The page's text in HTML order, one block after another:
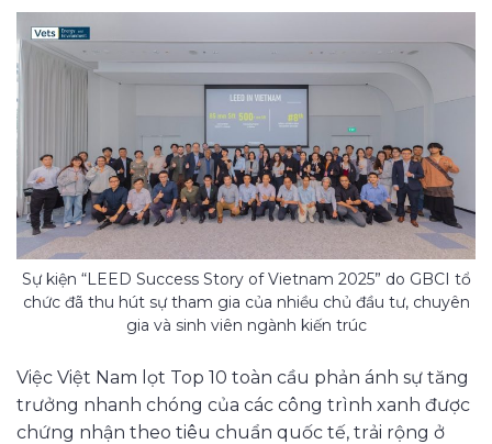
Sự kiện “LEED Success Story of Vietnam 2025” do GBCI tổ
chức đã thu hút sự tham gia của nhiều chủ đầu tư, chuyên
gia và sinh viên ngành kiến trúc
Việc Việt Nam lọt Top 10 toàn cầu phản ánh sự tăng
trưởng nhanh chóng của các công trình xanh được
chứng nhận theo tiêu chuẩn quốc tế, trải rộng ở